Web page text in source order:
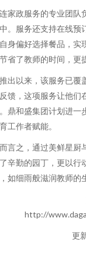
家政服务的专业团队
。服务还支持在线预
身偏好选择餐品，实
省了教师的时间，更
出以来，该服务已覆
馈，这项服务让他们
鼎和盛集团计划进一
工作者赋能。
言之，通过美鲜星厨
辛勤的园丁，更以行
如细雨般滋润教师的
http://
更